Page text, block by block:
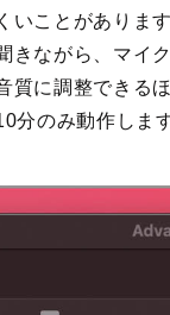
いことがありま
きながら、マイ
質に調整できる
分のみ動作します